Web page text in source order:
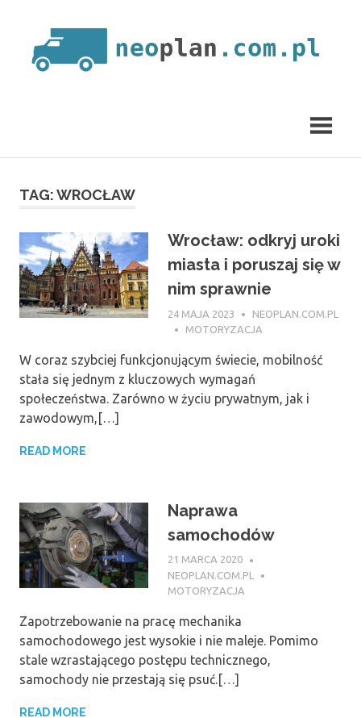
content
TAG:WROCŁAW
Wrocław: odkryj uroki
miasta i poruszaj się w
nim sprawnie
24 MAJA 2023
NEOPLAN.COM.PL
MOTORYZACJA
W coraz szybciej funkcjonującym świecie, mobilność
stała się jednym z kluczowych wymagań
społeczeństwa. Zarówno w życiu prywatnym, jak i
zawodowym,[…]
READ MORE
Naprawa
samochodów
21 MARCA 2020
NEOPLAN.COM.PL
MOTORYZACJA
Zapotrzebowanie na pracę mechanika
samochodowego jest wysokie i nie maleje. Pomimo
stale wzrastającego postępu technicznego,
samochody nie przestają się psuć.[…]
READ MORE